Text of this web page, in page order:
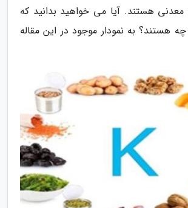
معدنی هستند. آیا می خواهید بدانید که
هستند؟ به نمودار موجود در این مقاله